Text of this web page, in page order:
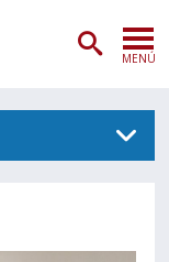
MENÚ